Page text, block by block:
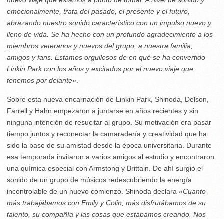
emocionalmente, trata del pasado, el presente y el futuro,
abrazando nuestro sonido característico con un impulso nuevo y
lleno de vida. Se ha hecho con un profundo agradecimiento a los
miembros veteranos y nuevos del grupo, a nuestra familia,
amigos y fans. Estamos orgullosos de en qué se ha convertido
Linkin Park con los años y excitados por el nuevo viaje que
tenemos por delante»
Sobre esta nueva encarnación de Linkin Park, Shinoda, Delson,
Farrell y Hahn empezaron a juntarse en años recientes y sin
ninguna intención de resucitar al grupo. Su motivación era pasar
tiempo juntos y reconectar la camaradería y creatividad que ha
sido la base de su amistad desde la época universitaria. Durante
esa temporada invitaron a varios amigos al estudio y encontraron
una química especial con Armstong y Brittain. De ahí surgió el
sonido de un grupo de músicos redescubriendo la energía
incontrolable de un nuevo comienzo. Shinoda declara «Cuanto
más trabajábamos con Emily y Colin, más disfrutábamos de su
talento, su compañía y las cosas que estábamos creando. Nos